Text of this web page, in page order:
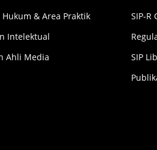
Hukum & Area Praktik
Intelektual
Ahli Media
SIP-R
SIP